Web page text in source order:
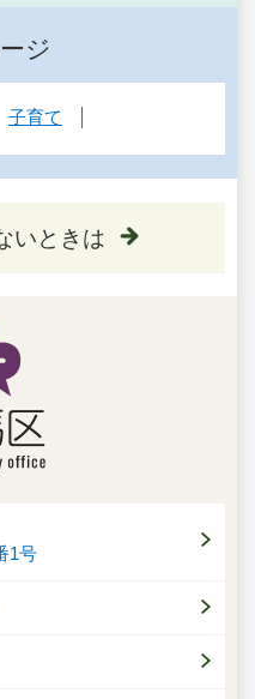
ジ
子育て
いときは
1号